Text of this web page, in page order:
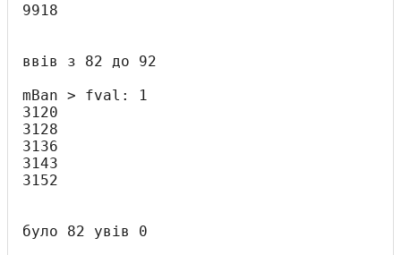
9918
ввів з 82 до 92
mBan > fval: 1
3120
3128
3136
3143
3152
було 82 увів 0